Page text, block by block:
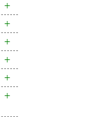
+
+
+
+
+
+